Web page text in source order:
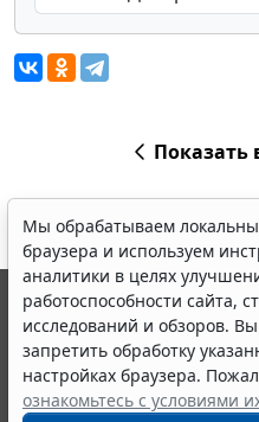
Показать
Мы обрабатываем
браузера и используем
аналитики в целях
работоспособности сайта,
исследований и обзоров.
запретить обработку
настройках браузера.
ознакомьтесь с условиями
© ООО "НПП "ГАРАНТ-
выпускается с 1990 года.
являются участниками
информации ГАРАНТ.